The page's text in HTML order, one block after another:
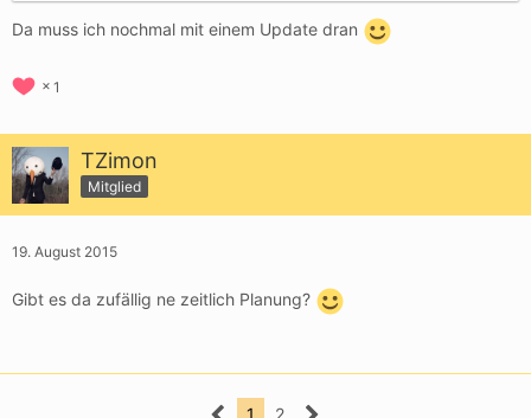
Da muss ich nochmal mit einem Update dran
1
TZimon
Mitglied
19. August 2015
Gibt es da zufällig ne zeitlich Planung?
1 2